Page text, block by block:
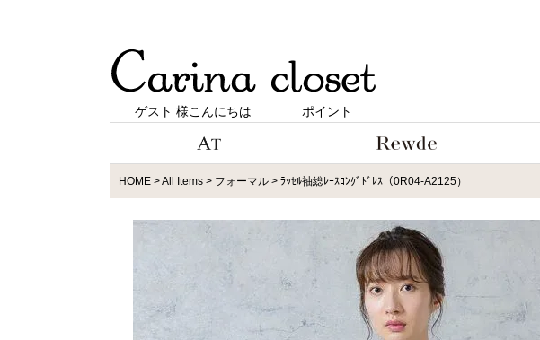
ゲスト 様こんにちは ポイント
HOME All Items フォーマル ﾗｯｾﾙ袖総ﾚｰｽﾛﾝｸﾞﾄﾞﾚｽ（0R04-A2125）